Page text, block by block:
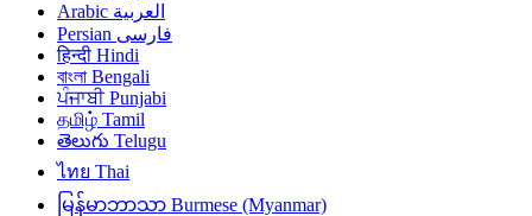
العربية Arabic
فارسی Persian
हिन्दी Hindi
বাংলা Bengali
ਪੰਜਾਬੀ Punjabi
தமிழ் Tamil
తెలుగు Telugu
ไทย Thai
မြန်မာဘာသာ Burmese (Myanmar)